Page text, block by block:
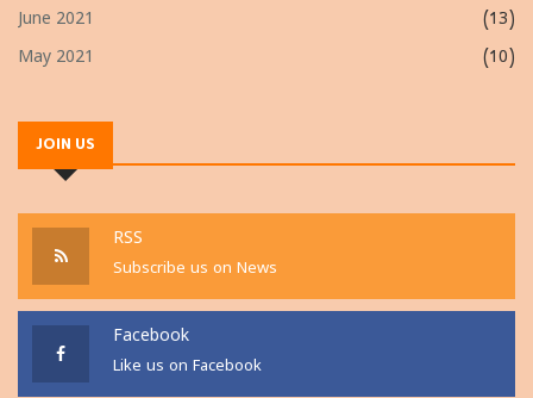
June 2021
(13)
May 2021
(10)
JOIN US
RSS
Subscribe us on News
Facebook
Like us on Facebook